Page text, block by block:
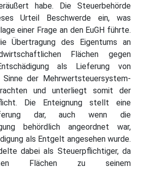
habe. Die Steuerbehörde
Urteil Beschwerde ein, was
einer Frage an den EuGH führte.
Übertragung des Eigentums an
Flächen gegen
als Lieferung von
Sinne der Mehrwertsteuersystem-
und unterliegt somit der
Die Enteignung stellt eine
dar, auch wenn die
behördlich angeordnet war,
als Entgelt angesehen wurde.
dabei als Steuerpflichtiger, da
Flächen zu seinem